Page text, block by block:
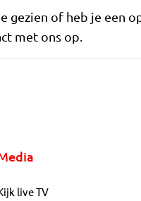
gezien of heb je een
met ons op.
live TV